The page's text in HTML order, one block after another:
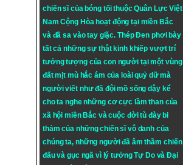
chiến sĩ của bóng tối thuộc Quân Lực Việt
Nam Cộng Hòa hoạt động tại miền Bắc
và đã sa vào tay giặc. Thép Đen phơi bày
tất cả những sự thật kinh khiếp vượt trí
tưởng tượng của con người tại một vùng
đất mịt mù hắc ám của loài quỷ dữ mà
người viết như đã đội mồ sống dậy kể
cho ta nghe những cơ cực lầm than của
xã hội miền Bắc và cuộc đời tù đày bi
thảm của những chiến sĩ vô danh của
chúng ta, những người đã âm thầm chiến
đấu và gục ngã vì lý tưởngTự DovàĐại